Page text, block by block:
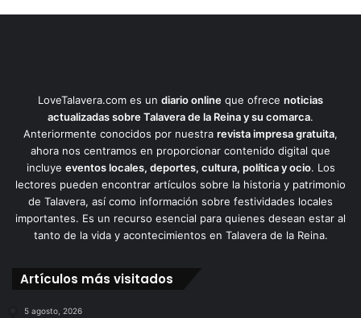
LoveTalavera.com es un diario online que ofrece noticias
actualizadas sobre Talavera de la Reina y su comarca.
Anteriormente conocidos por nuestra revista impresa gratuita,
ahora nos centramos en proporcionar contenido digital que
incluye eventos locales, deportes, cultura, política y ocio. Los
lectores pueden encontrar artículos sobre la historia y patrimonio
de Talavera, así como información sobre festividades locales
importantes. Es un recurso esencial para quienes desean estar al
tanto de la vida y acontecimientos en Talavera de la Reina.
Artículos más visitados
5 agosto, 2026